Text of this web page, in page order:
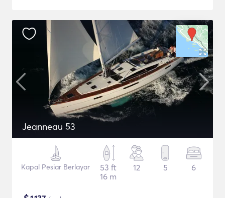
Jeanneau 53
Kapal Pesiar Berlayar
53 ft
16 m
12 5 6